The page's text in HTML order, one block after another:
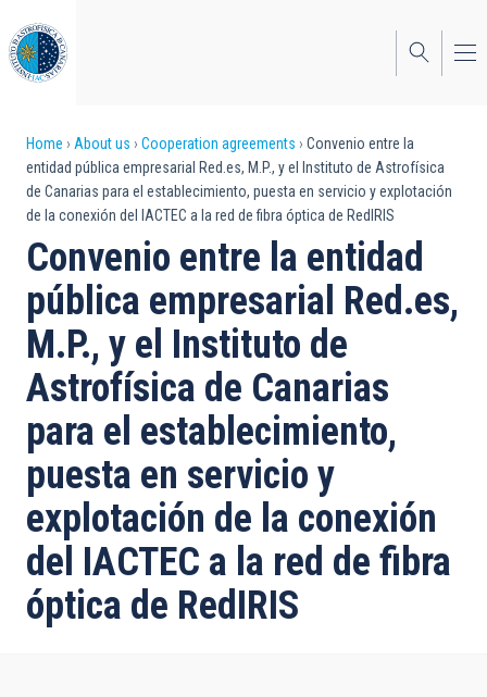
to
main
content
Breadcrumb
Home About us Cooperation agreements
Convenio entre la
entidad pública empresarial Red.es, M.P., y el Instituto de Astrofísica
de Canarias para el establecimiento, puesta en servicio y explotación
de la conexión del IACTEC a la red de fibra óptica de RedIRIS
Convenio entre la entidad
pública empresarial Red.es,
M.P., y el Instituto de
Astrofísica de Canarias
para el establecimiento,
puesta en servicio y
explotación de la conexión
del IACTEC a la red de fibra
óptica de RedIRIS